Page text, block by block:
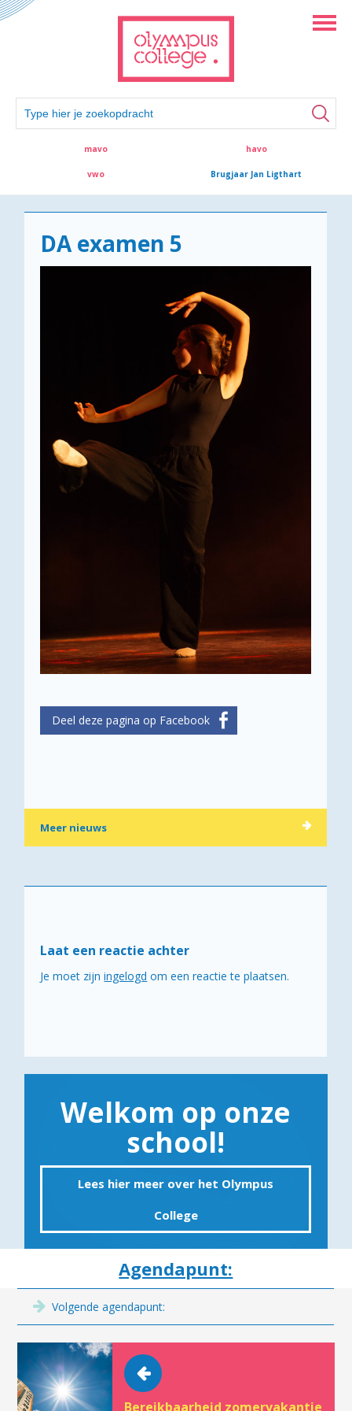
mavo havo
vwo Brugjaar Jan Ligthart
DA examen 5
Meer nieuws
Laat een reactie achter
Je moet zijningelogd om een reactie te plaatsen.
Welkom op onze
school!
Lees hier meer over het Olympus
College
Agendapunt:
Volgende agendapunt:
Bereikbaarheid zomervakantie